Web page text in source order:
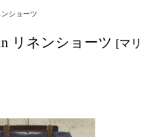
ンショーツ
リネンショーツ [マリ